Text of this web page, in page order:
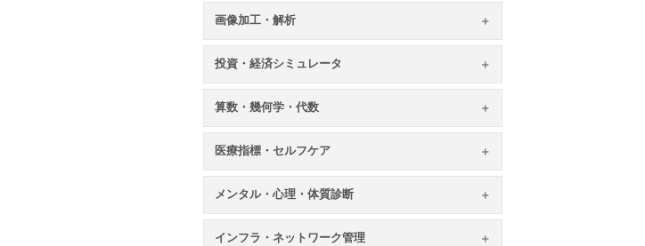
画像加工・解析
投資・経済シミュレータ
算数・幾何学・代数
医療指標・セルフケア
メンタル・心理・体質診断
インフラ・ネットワーク管理